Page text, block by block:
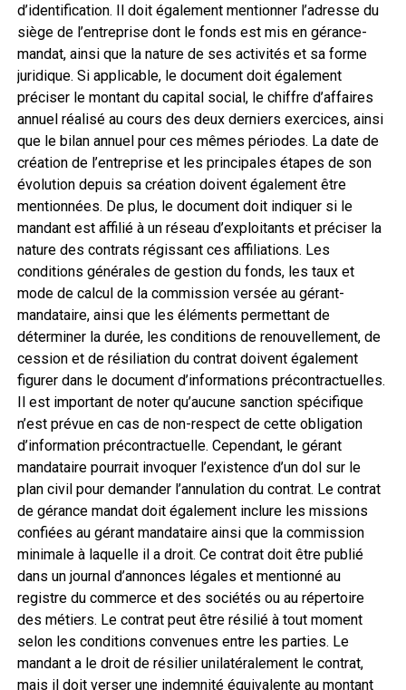
d’identification. Il doit également mentionner l’adresse du
siège de l’entreprise dont le fonds est mis en gérance-
mandat, ainsi que la nature de ses activités et sa forme
juridique. Si applicable, le document doit également
préciser le montant du capital social, le chiffre d’affaires
annuel réalisé au cours des deux derniers exercices, ainsi
que le bilan annuel pour ces mêmes périodes. La date de
création de l’entreprise et les principales étapes de son
évolution depuis sa création doivent également être
mentionnées. De plus, le document doit indiquer si le
mandant est affilié à un réseau d’exploitants et préciser la
nature des contrats régissant ces affiliations. Les
conditions générales de gestion du fonds, les taux et
mode de calcul de la commission versée au gérant-
mandataire, ainsi que les éléments permettant de
déterminer la durée, les conditions de renouvellement, de
cession et de résiliation du contrat doivent également
figurer dans le document d’informations précontractuelles.
Il est important de noter qu’aucune sanction spécifique
n’est prévue en cas de non-respect de cette obligation
d’information précontractuelle. Cependant, le gérant
mandataire pourrait invoquer l’existence d’un dol sur le
plan civil pour demander l’annulation du contrat. Le contrat
de gérance mandat doit également inclure les missions
confiées au gérant mandataire ainsi que la commission
minimale à laquelle il a droit. Ce contrat doit être publié
dans un journal d’annonces légales et mentionné au
registre du commerce et des sociétés ou au répertoire
des métiers. Le contrat peut être résilié à tout moment
selon les conditions convenues entre les parties. Le
mandant a le droit de résilier unilatéralement le contrat,
mais il doit verser une indemnité équivalente au montant